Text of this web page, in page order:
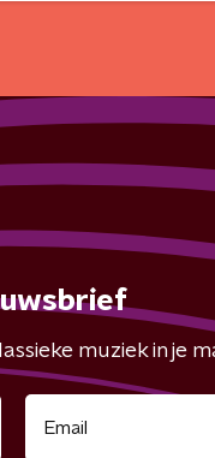
muziek in je